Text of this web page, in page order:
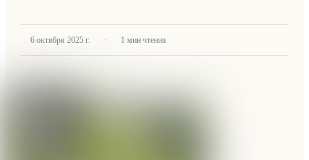
6 октября 2025 г. · 1 мин чтения